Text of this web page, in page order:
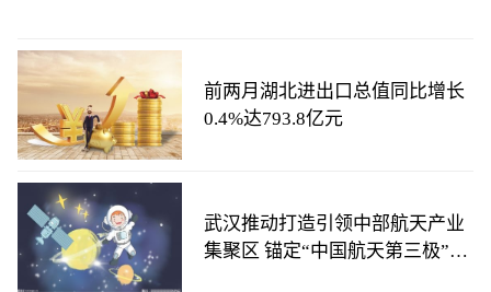
前两月湖北进出口总值同比增长
0.4%达793.8亿元
武汉推动打造引领中部航天产业
集聚区 锚定“中国航天第三极”目